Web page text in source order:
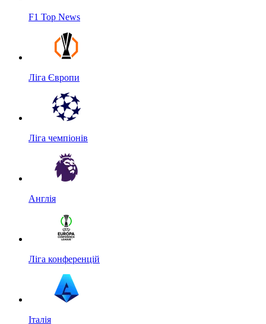
F1 Top News
Ліга Європи
Ліга чемпіонів
Англія
Ліга конференцій
Італія